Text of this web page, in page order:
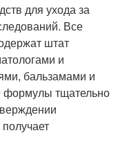
для ухода за
Все
штат
и
бальзамами и
формулы тщательно